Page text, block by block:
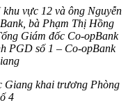
vực 12 và ông Nguyễn
bà Phạm Thị Hồng
Giám đốc Co-opBank
PGD số 1 – Co-opBank